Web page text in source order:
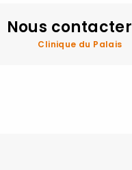
Nous contacter
Clinique du Palais